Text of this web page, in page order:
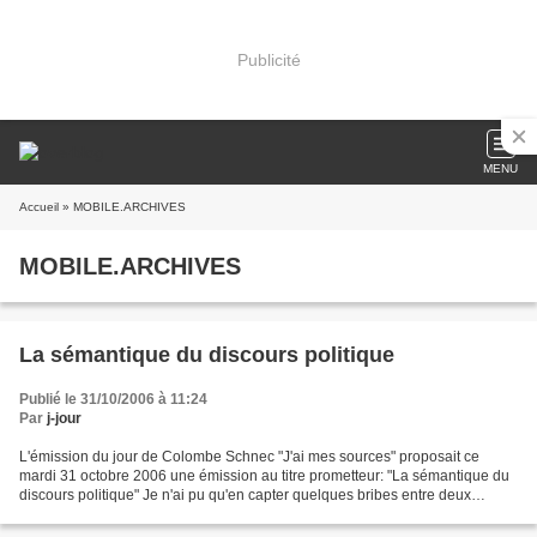
Publicité
MENU
Accueil » MOBILE.ARCHIVES
MOBILE.ARCHIVES
La sémantique du discours politique
Publié le 31/10/2006 à 11:24
Par j-jour
L'émission du jour de Colombe Schnec "J'ai mes sources" proposait ce
mardi 31 octobre 2006 une émission au titre prometteur: "La sémantique du
discours politique" Je n'ai pu qu'en capter quelques bribes entre deux